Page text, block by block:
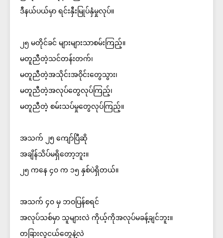
ဒီနယ်ပယ်မှာ ရင်းနှီးမြုပ်နှံမှုလုပ်။
၂၅ မတိုင်ခင် များများသာစမ်းကြည့်။
မတူညီတဲ့သင်တန်းတက်၊
မတူညီတဲ့အသိုင်းအဝိုင်းတွေသွား၊
မတူညီတဲ့အလုပ်တွေလုပ်ကြည့်၊
မတူညီတဲ့ စမ်းသပ်မှုတွေလုပ်ကြည့်။
အသက် ၂၅ ကျော်ပြီဆို
အချိန်သိပ်မရှိတော့ဘူး။
၂၅ ကနေ ၄၀ က ၁၅ နှစ်ပဲရှိတယ်။
အသက် ၄၀ မှ ဘဝပြန်စရင်
အလုပ်သစ်မှာ သူများလဲ ကိုယ့်ကိုအလုပ်မခန့်ချင်ဘူး။
တခြားလူငယ်တွေနဲ့လဲ